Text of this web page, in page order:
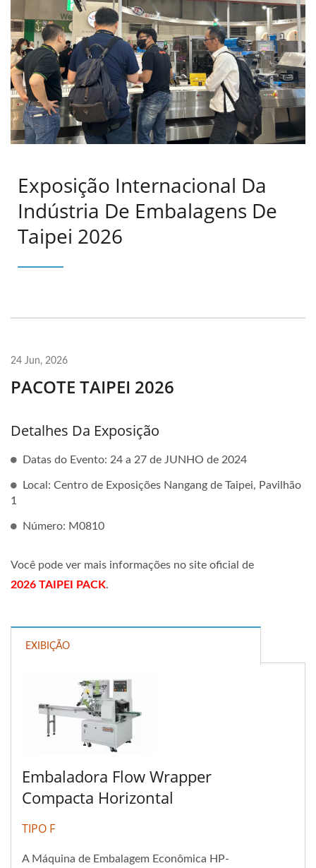
Exposição Internacional Da
Indústria De Embalagens De
Taipei 2026
24 Jun, 2026
PACOTE TAIPEI 2026
Detalhes Da Exposição
Datas do Evento: 24 a 27 de JUNHO de 2024
Local: Centro de Exposições Nangang de Taipei, Pavilhão
1
Número: M0810
Você pode ver mais informações no site oficial de
2026 TAIPEI PACK.
EXIBIÇÃO
Embaladora Flow Wrapper
Compacta Horizontal
TIPO F
A Máquina de Embalagem Econômica HP-